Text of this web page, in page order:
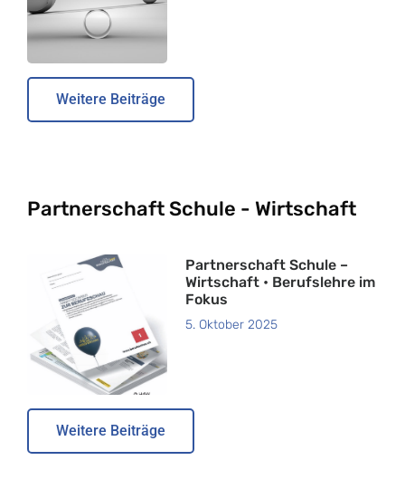
Weitere Beiträge
Partnerschaft Schule - Wirtschaft
Partnerschaft Schule –
Wirtschaft • Berufslehre im
Fokus
5. Oktober 2025
Weitere Beiträge